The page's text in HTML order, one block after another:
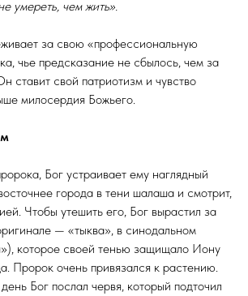
умереть, чем жить».
за свою «профессиональную
чье предсказание не сбылось, чем за
ставит свой патриотизм и чувство
милосердия Божьего.
Бог устраивает ему наглядный
города в тени шалаша и смотрит,
Чтобы утешить его, Бог вырастил за
— «тыква», в синодальном
которое своей тенью защищало Иону
Пророк очень привязался к растению.
Бог послал червя, который подточил